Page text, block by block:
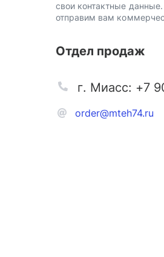
свои контактные
отправим вам
Отдел продаж
order@mteh74.ru
г. Миасс: +7